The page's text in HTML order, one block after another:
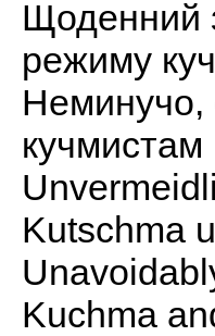
Щоденний
режиму
Неминучо,
кучмистам
Kutschma
Kuchma